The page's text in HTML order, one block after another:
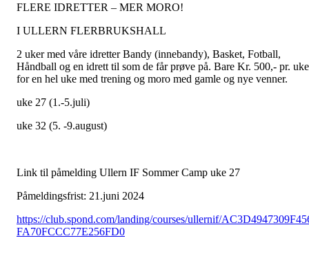
FLERE IDRETTER – MER MORO!
I ULLERN FLERBRUKSHALL
2 uker med våre idretter Bandy (innebandy), Basket, Fotball,
Håndball og en idrett til som de får prøve på. Bare Kr. 500,- pr. uke
for en hel uke med trening og moro med gamle og nye venner.
uke 27 (1.-5.juli)
uke 32 (5. -9.august)
Link til påmelding Ullern IF Sommer Camp uke 27
Påmeldingsfrist: 21.juni 2024
https://club.spond.com/landing/courses/ullernif/
FA70FCCC77E256FD0